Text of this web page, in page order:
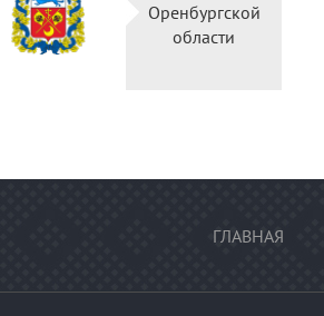
Оренбургской
области
ГЛАВНАЯ